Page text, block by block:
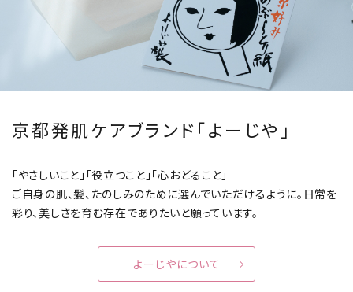
京都発肌ケアブランド「よーじや」
「やさしいこと」「役立つこと」「心おどること」
ご自身の肌、髪、たのしみのために選んでいただけるように。 日常を
彩り、美しさを育む存在でありたいと願っています。
よーじやについて